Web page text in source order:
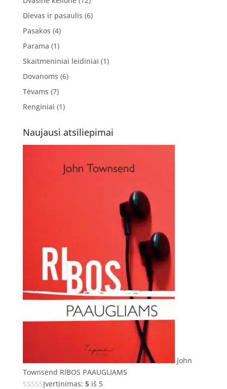
Dievas ir pasaulis (6)
Pasakos (4)
Parama (1)
Skaitmeniniai leidiniai (1)
Dovanoms (6)
Tėvams (7)
Renginiai (1)
Naujausi atsiliepimai
John
Townsend RIBOS PAAUGLIAMS
Įvertinimas: 5iš 5